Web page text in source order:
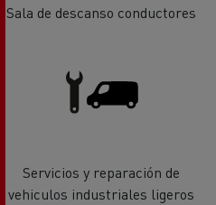
Sala de descanso conductores
Servicios y reparación de
vehiculos industriales ligeros